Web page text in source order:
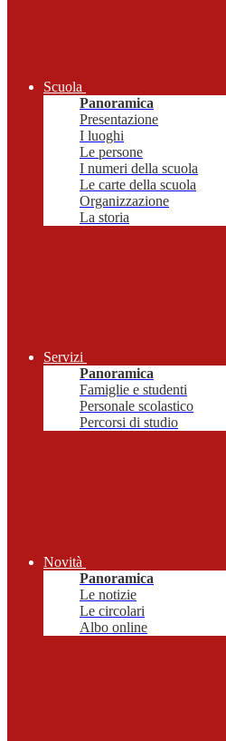
Scuola
Panoramica
Presentazione
I luoghi
Le persone
I numeri della scuola
Le carte della scuola
Organizzazione
La storia
Servizi
Panoramica
Famiglie e studenti
Personale scolastico
Percorsi di studio
Novità
Panoramica
Le notizie
Le circolari
Albo online